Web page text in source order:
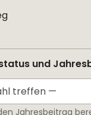
und
Jahresbeitrag